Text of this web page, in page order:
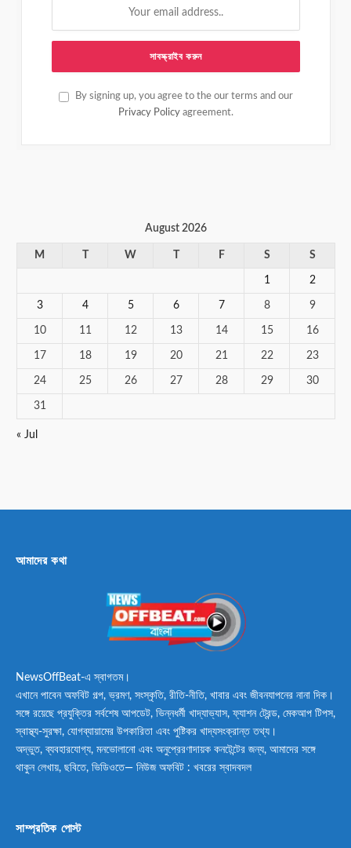
By signing up, you agree to the our terms and our
Privacy Policy agreement.
August 2026
M T W T F S S
1 2
3 4 5 6 7 8 9
10 11 12 13 14 15 16
17 18 19 20 21 22 23
24 25 26 27 28 29 30
31
« Jul
আমাদের কথা
NewsOffBeat-এ স্বাগতম।
এখানে পাবেন অফবিট গল্প, ভ্রমণ, সংস্কৃতি, রীতি-নীতি, খাবার এবং জীবনযাপনের নানা দিক।
সঙ্গে রয়েছে প্রযুক্তির সর্বশেষ আপডেট, ভিন্নধর্মী খাদ্যাভ্যাস, ফ্যাশন ট্রেন্ড, মেকআপ টিপস,
স্বাস্থ্য-সুরক্ষা, যোগব্যায়ামের উপকারিতা এবং পুষ্টিকর খাদ্যসংক্রান্ত তথ্য।
অদ্ভুত, ব্যবহারযোগ্য, মনভোলানো এবং অনুপ্রেরণাদায়ক কনটেন্টের জন্য, আমাদের সঙ্গে
থাকুন লেখায়, ছবিতে, ভিডিওতে— নিউজ অফবিট : খবরের স্বাদবদল
সাম্প্রতিক পোস্ট